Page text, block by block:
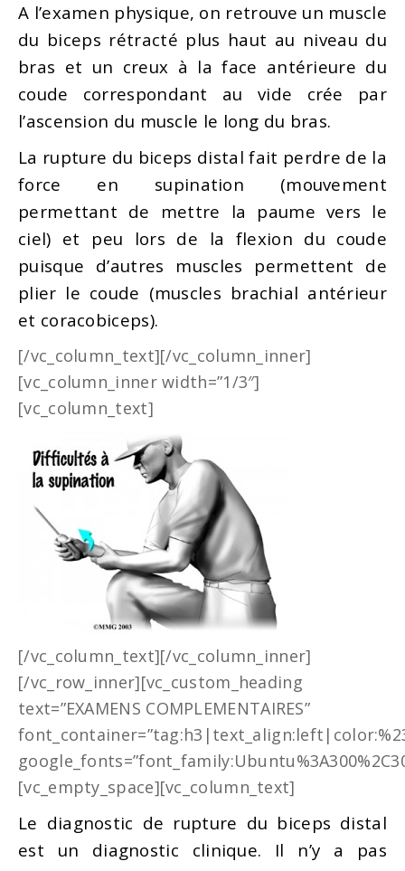
A l’examen physique, on retrouve un muscle
du biceps rétracté plus haut au niveau du
bras et un creux à la face antérieure du
coude correspondant au vide crée par
l’ascension du muscle le long du bras.
La rupture du biceps distal fait perdre de la
force en supination (mouvement
permettant de mettre la paume vers le
ciel) et peu lors de la flexion du coude
puisque d’autres muscles permettent de
plier le coude (muscles brachial antérieur
et coracobiceps).
[/vc_column_text][/vc_column_inner]
[vc_column_inner width=”1/3″]
[vc_column_text]
[/vc_column_text][/vc_column_inner]
[/vc_row_inner][vc_custom_heading
text=”EXAMENS COMPLEMENTAIRES”
[vc_empty_space][vc_column_text]
Le diagnostic de rupture du biceps distal
est un diagnostic clinique. Il n’y a pas